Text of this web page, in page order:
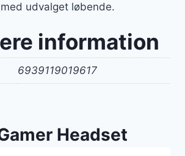
udvalget løbende.
information
6939119019617
Headset